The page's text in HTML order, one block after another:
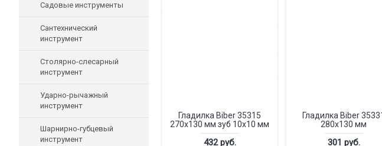
Садовые инструменты
Сантехнический
инструмент
Столярно-слесарный
инструмент
Ударно-рычажный
инструмент
Шарнирно-губцевый
инструмент
Гладилка Biber 35315
270х130 мм зуб 10х10 мм
432 руб.
Гладилка Biber
280х130 мм
301 руб.